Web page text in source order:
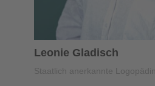
Leonie Gladisch
Staatlich anerkannte Logopädin